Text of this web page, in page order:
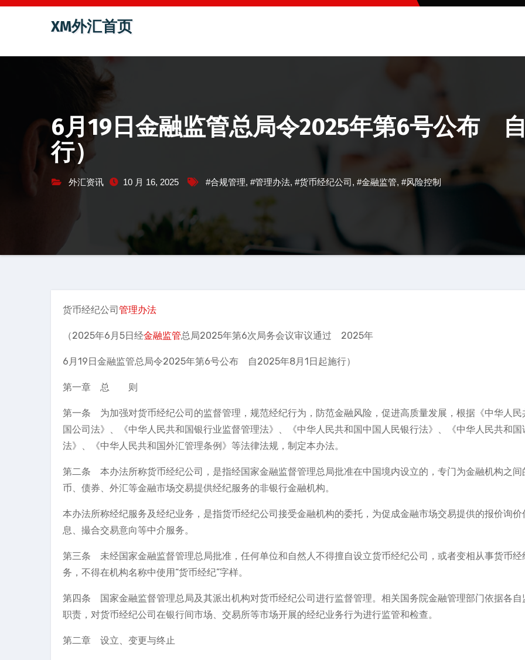
跳
容
XM外汇首页
6月19日金融监管总局令2025年第6号公布
行）
外汇资讯 10 月 16, 2025 #合规管理, #管理办法, #货币经纪公司, #金融监管, #风险控制
货币经纪公司管理办法
（2025年6月5日经金融监管总局2025年第6次局务会议审议通过 2025年
6月19日金融监管总局令2025年第6号公布 自2025年8月1日起施行）
第一章 总 则
第一条 为加强对货币经纪公司的监督管理，规范经纪行为，防范金融风险，促进高质量发展，根据《中华人民
国公司法》、《中华人民共和国银行业监督管理法》、《中华人民共和国中国人民银行法》、《中华人民共和国
法》、《中华人民共和国外汇管理条例》等法律法规，制定本办法。
第二条 本办法所称货币经纪公司，是指经国家金融监督管理总局批准在中国境内设立的，专门为金融机构之间
币、债券、外汇等金融市场交易提供经纪服务的非银行金融机构。
本办法所称经纪服务及经纪业务，是指货币经纪公司接受金融机构的委托，为促成金融市场交易提供的报价询价
息、撮合交易意向等中介服务。
第三条 未经国家金融监督管理总局批准，任何单位和自然人不得擅自设立货币经纪公司，或者变相从事货币经
务，不得在机构名称中使用“货币经纪”字样。
第四条 国家金融监督管理总局及其派出机构对货币经纪公司进行监督管理。相关国务院金融管理部门依据各自
职责，对货币经纪公司在银行间市场、交易所等市场开展的经纪业务行为进行监管和检查。
第二章 设立、变更与终止